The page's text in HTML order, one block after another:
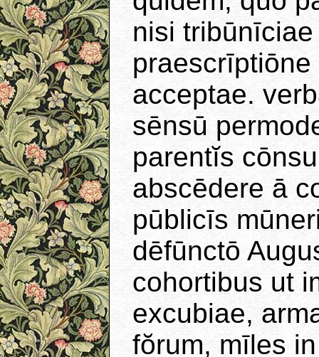
nisi
acceptae.
sēnsū
parentĭs
abscēdere ā
pūblicīs
dēfūnctō
cohortibus ut
excubiae,
fŏrum, mīles